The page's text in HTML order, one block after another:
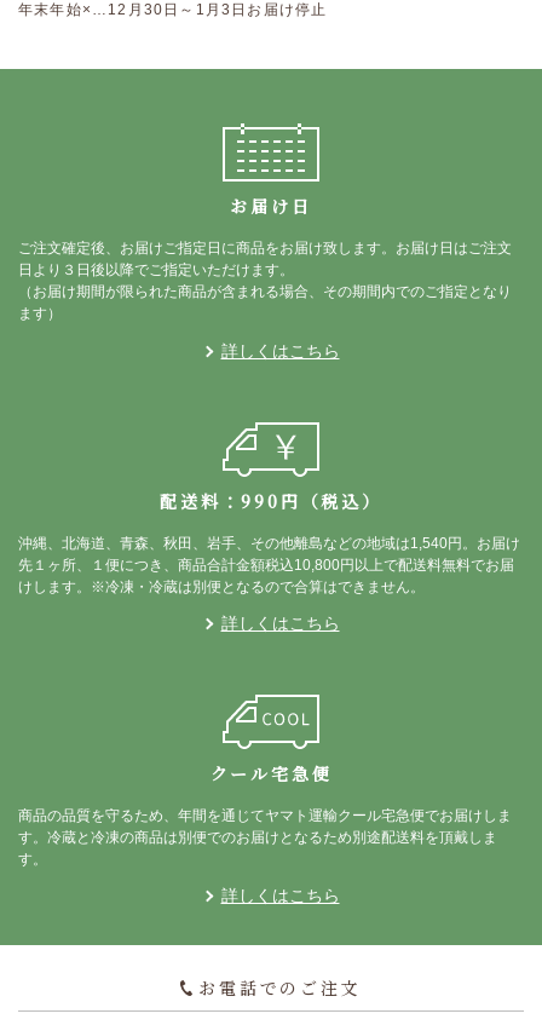
年末年始×…12月30日～1月3日お届け停止
お届け日
ご注文確定後、お届けご指定日に商品をお届け致します。お届け日はご注文
日より３日後以降でご指定いただけます。
（お届け期間が限られた商品が含まれる場合、その期間内でのご指定となり
ます）
詳しくはこちら
配送料：990円（税込）
沖縄、北海道、青森、秋田、岩手、その他離島などの地域は1,540円。お届け
先１ヶ所、１便につき、商品合計金額税込10,800円以上で配送料無料でお届
けします。※冷凍・冷蔵は別便となるので合算はできません。
詳しくはこちら
クール宅急便
商品の品質を守るため、年間を通じてヤマト運輸クール宅急便でお届けしま
す。冷蔵と冷凍の商品は別便でのお届けとなるため別途配送料を頂戴しま
す。
詳しくはこちら
お電話でのご注文